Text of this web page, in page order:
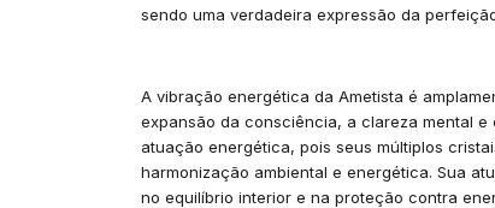
sendo uma verdadeira expressão da
A vibração energética da Ametista é
expansão da consciência, a clareza mental
atuação energética, pois seus múltiplos
harmonização ambiental e energética. Sua
no equilíbrio interior e na proteção contra